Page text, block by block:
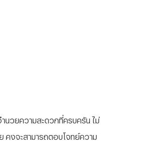
นวยความสะดวกที่ครบครัน ไม่
คงจะสามารถตอบโจทย์ความ